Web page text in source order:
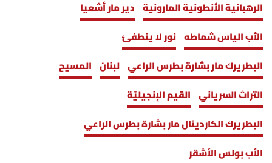
الرهبانية الأنطونية المارونية دير مار أشعيا
الأب الياس شماطه نور لا ينطفئ
البطريرك مار بشارة بطرس الراعي لبنان المسيح
التراث السرياني القيم الإنجيليّة
البطريرك الكاردينال مار بشارة بطرس الراعي
الأب بولس الأشقر